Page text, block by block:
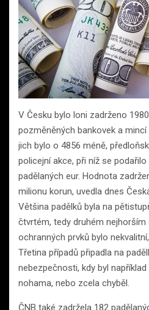
V Česku bylo loni zadrženo
pozměněných bankovek a
jich bylo o 4856 méně,
policejní akce, při níž se
padělaných eur. Hodnota
milionu korun, uvedla dnes
Většina padělků byla na
čtvrtém, tedy druhém nejhorším
ochranných prvků bylo
Třetina případů připadla na
nebezpečnosti, kdy byl
nohama, nebo zcela chyběl.
ČNB také zadržela 182